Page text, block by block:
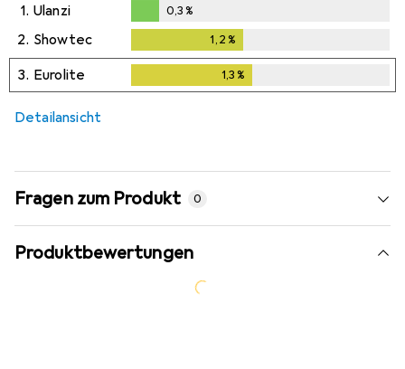
1. Ulanzi
0,3%
0,3%
2. Showtec 1,2 %
3. Eurolite 1,3%
Detailansicht
Fragen zum Produkt 0
Produktbewertungen